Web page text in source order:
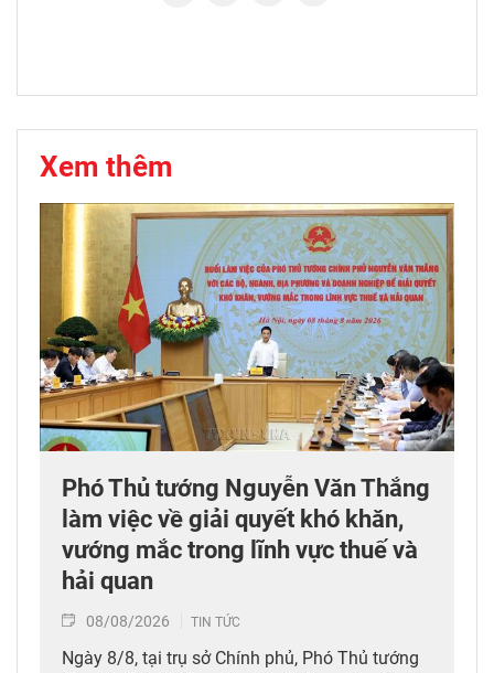
Xem thêm
Phó Thủ tướng Nguyễn Văn Thắng
làm việc về giải quyết khó khăn,
vướng mắc trong lĩnh vực thuế và
hải quan
08/08/2026 TIN TỨC
Ngày 8/8, tại trụ sở Chính phủ, Phó Thủ tướng